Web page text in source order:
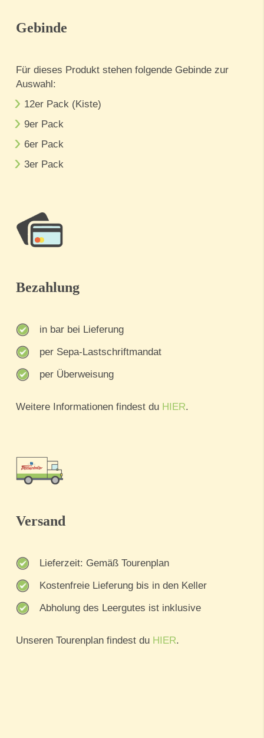
Gebinde
Für dieses Produkt stehen folgende Gebinde zur
Auswahl:
12er Pack (Kiste)
9er Pack
6er Pack
3er Pack
Bezahlung
in bar bei Lieferung
per Sepa-Lastschriftmandat
per Überweisung
Weitere Informationen findest du HIER.
Versand
Lieferzeit: Gemäß Tourenplan
Kostenfreie Lieferung bis in den Keller
Abholung des Leergutes ist inklusive
Unseren Tourenplan findest du HIER.